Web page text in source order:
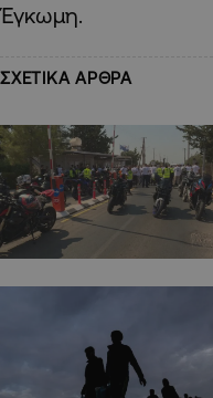
Έγκωμη.
ΣΧΕΤΙΚΑ ΑΡΘΡΑ